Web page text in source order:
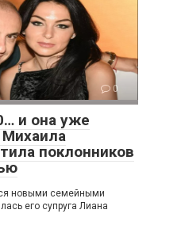
0
и она уже
поклонников
новыми семейными
его супруга Лиана